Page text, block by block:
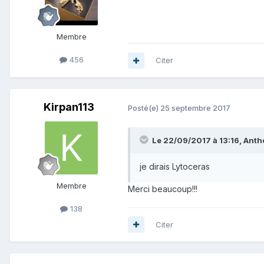
Membre
456 Citer
Kirpan113
Membre
138
Posté(e) 25 septembre 2017
Le 22/09/2017 à 13:16,
je dirais Lytoceras
Merci beaucoup!!!
Citer